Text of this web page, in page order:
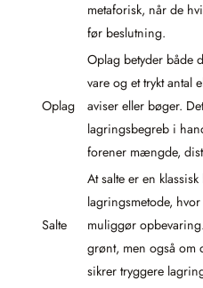
metaforisk, når de
før beslutning.
Oplag
Oplag betyder både
vare og et trykt antal
aviser eller bøger.
lagringsbegreb i
forener mængde,
Salte
At salte er en
lagringsmetode,
muliggør
grønt, men også om
sikrer tryggere